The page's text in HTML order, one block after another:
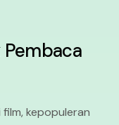
Pembaca
kepopuleran